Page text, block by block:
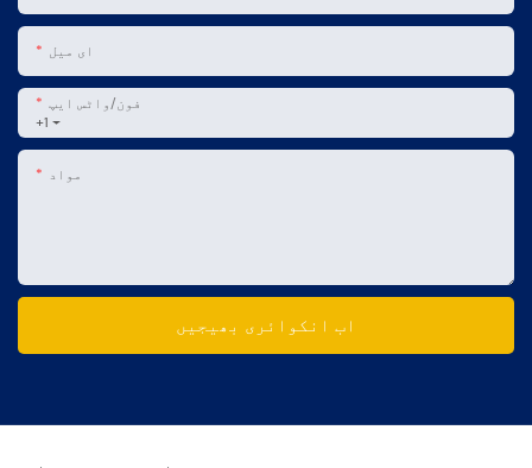
ای میل
+1
فون/واٹس ایپ
مواد
اب انکوائری بھیجیں